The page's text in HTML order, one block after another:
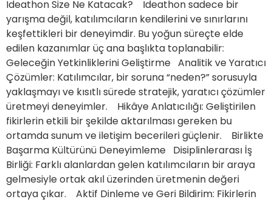
Ideathon Size Ne Katacak? Ideathon sadece bir
yarışma değil, katılımcıların kendilerini ve sınırlarını
keşfettikleri bir deneyimdir. Bu yoğun süreçte elde
edilen kazanımlar üç ana başlıkta toplanabilir:
Geleceğin Yetkinliklerini Geliştirme Analitik ve Yaratıcı
Çözümler: Katılımcılar, bir soruna “neden?” sorusuyla
yaklaşmayı ve kısıtlı sürede stratejik, yaratıcı çözümler
üretmeyi deneyimler. Hikâye Anlatıcılığı: Geliştirilen
fikirlerin etkili bir şekilde aktarılması gereken bu
ortamda sunum ve iletişim becerileri güçlenir. Birlikte
Başarma Kültürünü Deneyimleme Disiplinlerarası İş
Birliği: Farklı alanlardan gelen katılımcıların bir araya
gelmesiyle ortak akıl üzerinden üretmenin değeri
ortaya çıkar. Aktif Dinleme ve Geri Bildirim: Fikirlerin